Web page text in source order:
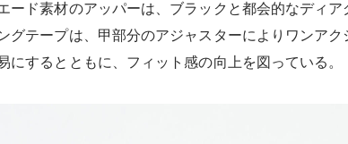
ード素材のアッパーは、ブラックと都会的なディ
グテープは、甲部分のアジャスターによりワンア
にするとともに、フィット感の向上を図っている。